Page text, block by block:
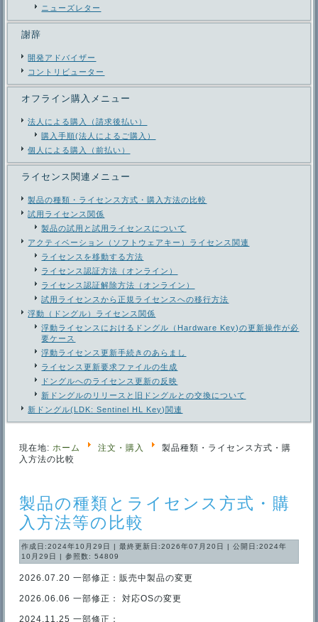
ニューズレター
謝辞
開発アドバイザー
コントリビューター
オフライン購入メニュー
法人による購入（請求後払い）
購入手順(法人によるご購入）
個人による購入（前払い）
ライセンス関連メニュー
製品の種類・ライセンス方式・購入方法の比較
試用ライセンス関係
製品の試用と試用ライセンスについて
アクティベーション（ソフトウェアキー）ライセンス関連
ライセンスを移動する方法
ライセンス認証方法（オンライン）
ライセンス認証解除方法（オンライン）
試用ライセンスから正規ライセンスへの移行方法
浮動（ドングル）ライセンス関係
浮動ライセンスにおけるドングル（Hardware Key)の更新操作が必
要ケース
浮動ライセンス更新手続きのあらまし
ライセンス更新要求ファイルの生成
ドングルへのライセンス更新の反映
新ドングルのリリースと旧ドングルとの交換について
新ドングル(LDK: Sentinel HL Key)関連
現在地: ホーム 注文・購入
製品種類・ライセンス方式・購
入方法の比較
製品の種類とライセンス方式・購
入方法等の比較
作成日:2024年10月29日 |最終更新日:2026年07月20日 |公開日:2024年
10月29日
|参照数: 54809
2026.07.20 一部修正：販売中製品の変更
2026.06.06 一部修正： 対応OSの変更
2024.11.25 一部修正：